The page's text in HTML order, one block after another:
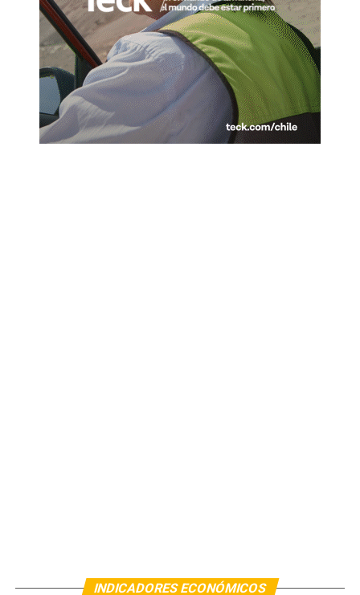
INDICADORES ECONÓMICOS